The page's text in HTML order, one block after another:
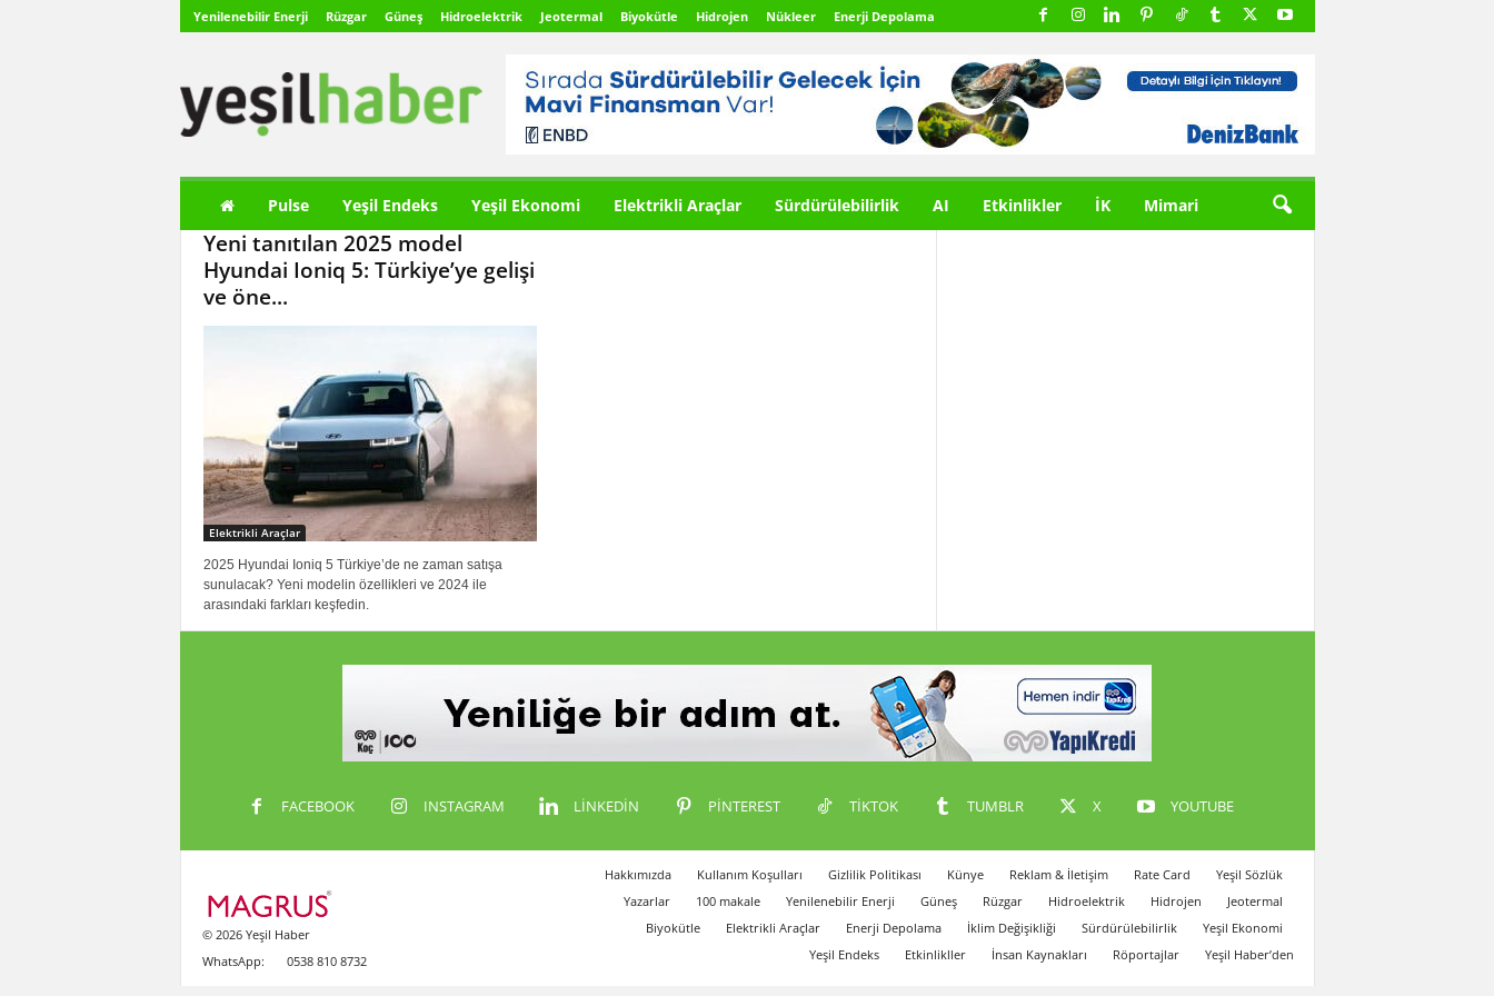
Yenilenebilir Enerji Rüzgar Güneş Hidroelektrik Jeotermal Biyokütle Hidrojen Nükleer Enerji Depolama
ş
Pulse Yeşil Endeks Yeşil Ekonomi Elektrikli Araçlar Sürdürülebilirlik AI Etkinlikler İK Mimari
Yeni tanıtılan 2025 model
Hyundai Ioniq 5: Türkiye’ye gelişi
ve öne...
Elektrikli Araçlar
2025 Hyundai Ioniq 5 Türkiye’de ne zaman satışa
sunulacak? Yeni modelin özellikleri ve 2024 ile
arasındaki farkları keşfedin.
FACEBOOK INSTAGRAM LINKEDIN PINTEREST TIKTOK TUMBLR X YOUTUBE
Hakkımızda Kullanım Koşulları Gizlilik Politikası Künye Reklam & İletişim Rate Card
Yeşil Sözlük
Yazarlar
100 makale Yenilenebilir Enerji Güneş Rüzgar Hidroelektrik Hidrojen
Jeotermal
Biyokütle
Elektrikli Araçlar Enerji Depolama İklim Değişikliği Sürdürülebilirlik
Yeşil Ekonomi
Yeşil Endeks
Etkinlikller İnsan Kaynakları Röportajlar Yeşil Haber’den
© 2026 Yeşil Haber
WhatsApp:
0538 810 8732